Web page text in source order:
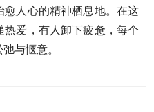
愈人心的精神栖息地。在这
爱，有人卸下疲惫，每个
与惬意。